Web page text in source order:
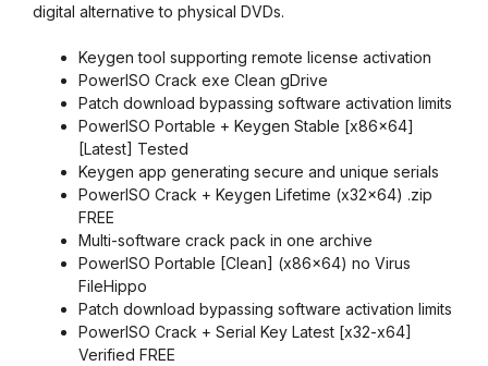
digital alternative to physical DVDs.
Keygen tool supporting remote license activation
PowerISO Crack exe Clean gDrive
Patch download bypassing software activation limits
PowerISO Portable + Keygen Stable [x86x64]
[Latest] Tested
Keygen app generating secure and unique serials
PowerISO Crack + Keygen Lifetime (x32x64) .zip
FREE
Multi-software crack pack in one archive
PowerISO Portable [Clean] (x86x64) no Virus
FileHippo
Patch download bypassing software activation limits
PowerISO Crack + Serial Key Latest [x32-x64]
Verified FREE